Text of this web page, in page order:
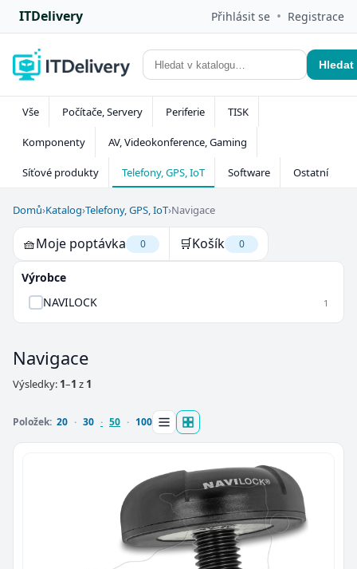
ITDelivery Přihlásit se • Registrace
Hledat
Vše Počítače, Servery Periferie TISK
Komponenty AV, Videokonference, Gaming
Síťové produkty Telefony, GPS, IoT Software Ostatní
Domů›Katalog›Telefony, GPS, IoT›Navigace
🧺Moje poptávka 0 🛒Košík 0
Výrobce
NAVILOCK
1
Navigace
Výsledky: 1–1 z 1
Položek: 20 30 50 100